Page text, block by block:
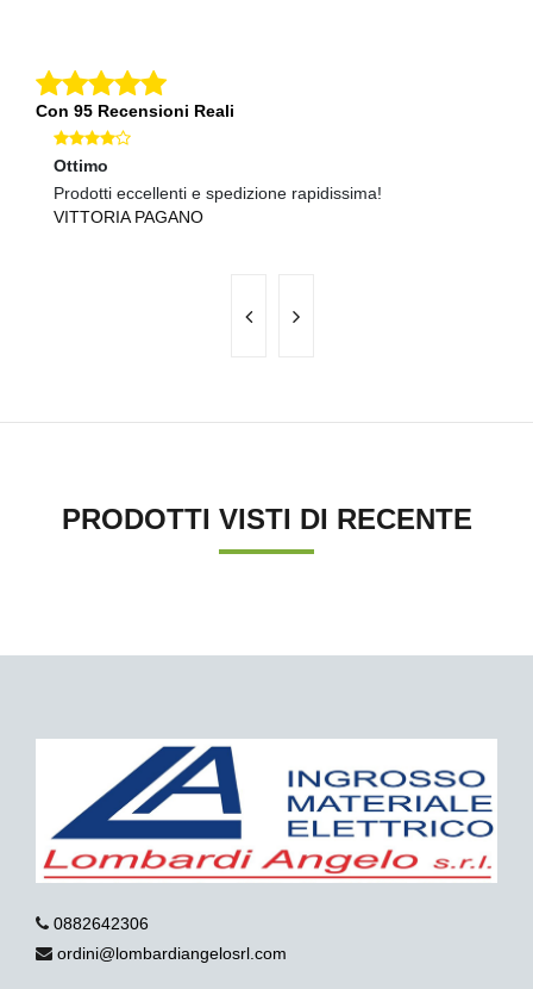
Con 95 Recensioni Reali
Ottimo
Prodotti eccellenti e spedizione rapidissima!
VITTORIA PAGANO
PRODOTTI VISTI DI RECENTE
0882642306
ordini@lombardiangelosrl.com